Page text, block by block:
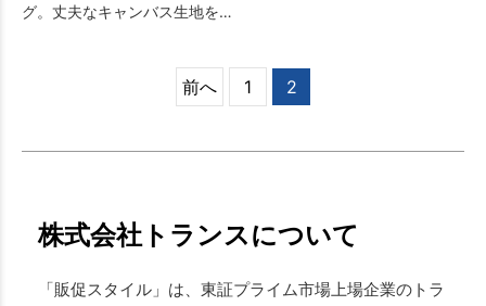
グ。丈夫なキャンバス生地を
ピッタリの人気アイテムで
す。国際フェアトレード認証
前へ 1 2
株式会社トランスについて
「販促スタイル」は、東証プライム市場上場企業のトラ